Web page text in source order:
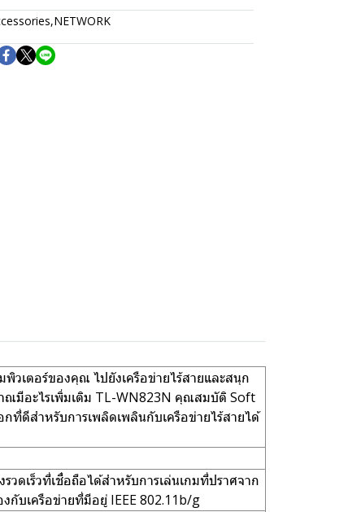
,NETWORK
เตอร์ของคุณ ไปยังเครือข่ายไร้สายและสนุก
าณมีอะไรเพิ่มเติม TL-WN823N คุณสมบัติ Soft
ที่ดีสำหรับการเพลิดเพลินกับเครือข่ายไร้สายได้
ดเร็วที่เชื่อถือได้สำหรับการเล่นเกมที่ปราศจาก
บเครือข่ายที่มีอยู่ IEEE 802.11b/g